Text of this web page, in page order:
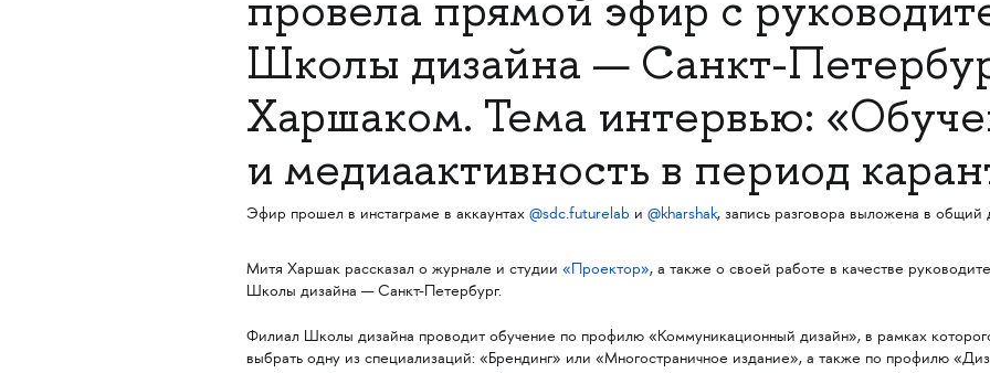
Школы дизайна — Санкт-
Харшаком. Тема интервью:
и медиаактивность в период
Эфир прошел в инстаграме в аккаунтах @sdc.futurelab и @kharshak, запись разговора выложена в общий
Митя Харшак рассказал о журнале и студии «Проектор», а также о своей работе в качестве
Школы дизайна — Санкт-Петербург.
Филиал Школы дизайна проводит обучение по профилю «Коммуникационный дизайн», в рамках
выбрать одну из специализаций: «Брендинг» или «Многостраничное издание», а также по профилю